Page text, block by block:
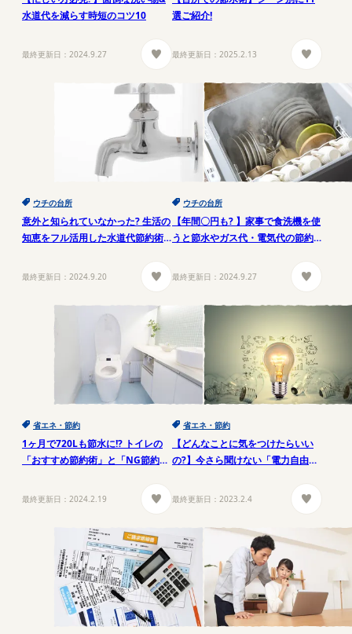
水道代を減らす時短のコツ10
最終更新日： 2024.9.27
選ご紹介!
最終更新日： 2025.2.13
ウチの台所
意外と知られていなかった? 生活の
知恵をフル活用した水道代節約術5
最終更新日： 2024.9.20
ウチの台所
【年間〇円も? 】家事で食洗機を使
うと節水やガス代・電気代の節約
最終更新日： 2024.9.27
省エネ・節約
1ヶ月で720Lも節水に!? トイレの
「おすすめ節約術」と「NG節約
最終更新日： 2024.2.19
省エネ・節約
【どんなことに気をつけたらいい
の?】今さら聞けない「電力自由
最終更新日： 2023.2.4